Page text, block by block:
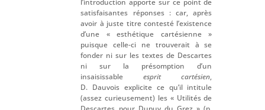
l’introduction apporte sur ce point de
satisfaisantes réponses : car, après
avoir à juste titre contesté l’existence
d’une « esthétique cartésienne »
puisque celle-ci ne trouverait à se
fonder ni sur les textes de Descartes
ni sur la présomption d’un
insaisissableesprit cartésien,
D. Dauvois explicite ce qu’il intitule
(assez curieusement) les « Utilités de